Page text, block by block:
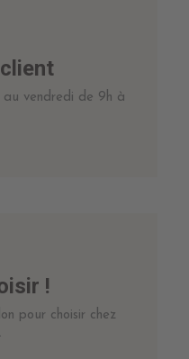
vendredi de 9h à
!
pour choisir chez